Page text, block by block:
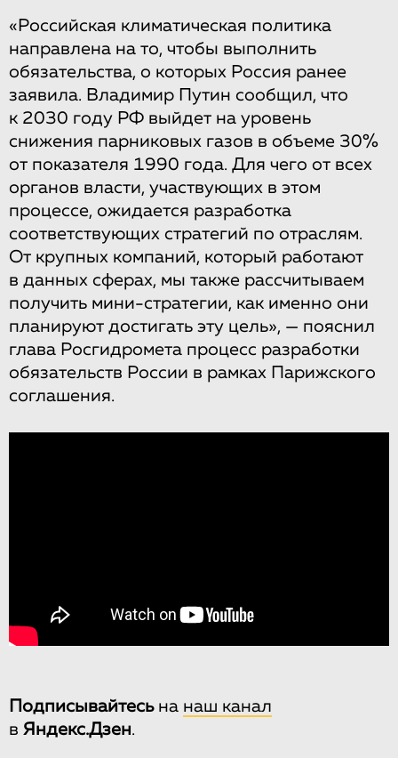
«Российская климатическая политика
направлена на то, чтобы выполнить
обязательства, о которых Россия ранее
заявила. Владимир Путин сообщил, что
к 2030 году РФ выйдет на уровень
снижения парниковых газов в объеме 30%
от показателя 1990 года. Для чего от всех
органов власти, участвующих в этом
процессе, ожидается разработка
соответствующих стратегий по отраслям.
От крупных компаний, который работают
в данных сферах, мы также рассчитываем
получить мини-стратегии, как именно они
планируют достигать эту цель», — пояснил
глава Росгидромета процесс разработки
обязательств России в рамках Парижского
соглашения.
Подписывайтесьна наш канал
в Яндекс.Дзен.